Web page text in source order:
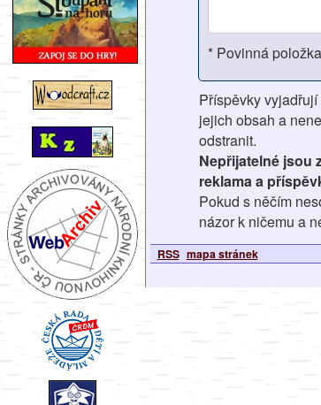
* Povinná položka
Příspěvky
jejich obsah a
odstranit.
Nepřijatelné jsou
reklama a
Pokud s něčím
názor k ničemu a
RSS mapa stránek